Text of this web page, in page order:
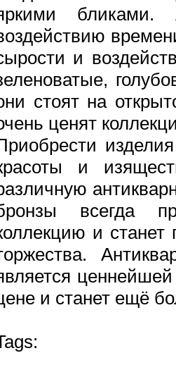
бликами.
и
стоят на
ценят
и
всегда
и
и станет ещё